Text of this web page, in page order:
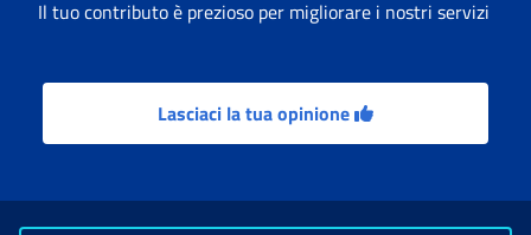
Il tuo contributo è prezioso per migliorare i nostri servizi
Lasciaci la tua opinione